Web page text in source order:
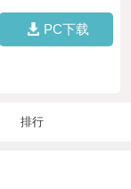
PC下载
排行